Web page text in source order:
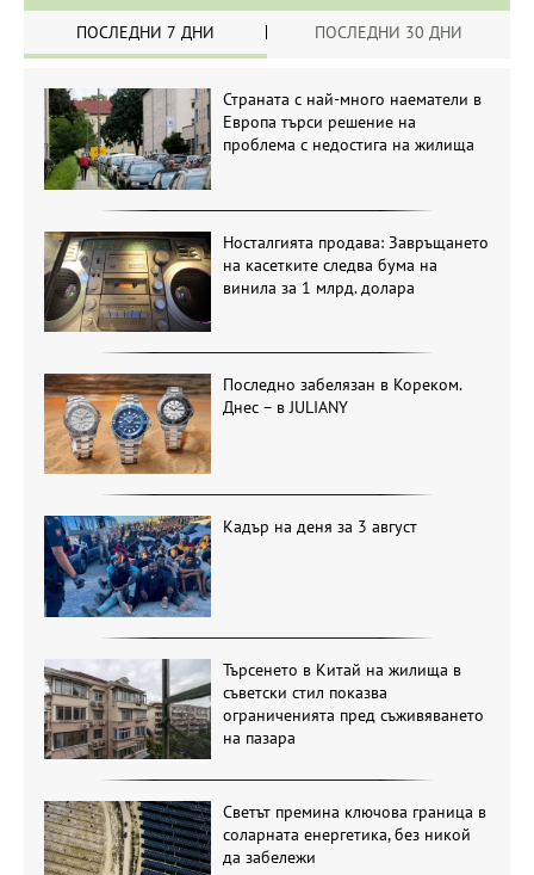
ПОСЛЕДНИ 7 ДНИ ПОСЛЕДНИ 30 ДНИ
Страната с най-много наематели в
Европа търси решение на
проблема с недостига на жилища
Носталгията продава: Завръщането
на касетките следва бума на
винила за 1 млрд. долара
Последно забелязан в Кореком.
Днес – в JULIANY
Кадър на деня за 3 август
Търсенето в Китай на жилища в
съветски стил показва
ограниченията пред съживяването
на пазара
Светът премина ключова граница в
соларната енергетика, без никой
да забележи